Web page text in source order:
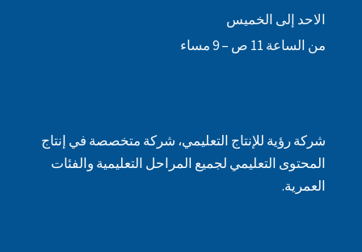
الاحد إلى الخميس
من الساعة 11 ص – 9 مساء
شركة رؤية للإنتاج التعليمي، شركة متخصصة في إنتاج
المحتوى التعليمي لجميع المراحل التعليمية والفئات
العمرية.